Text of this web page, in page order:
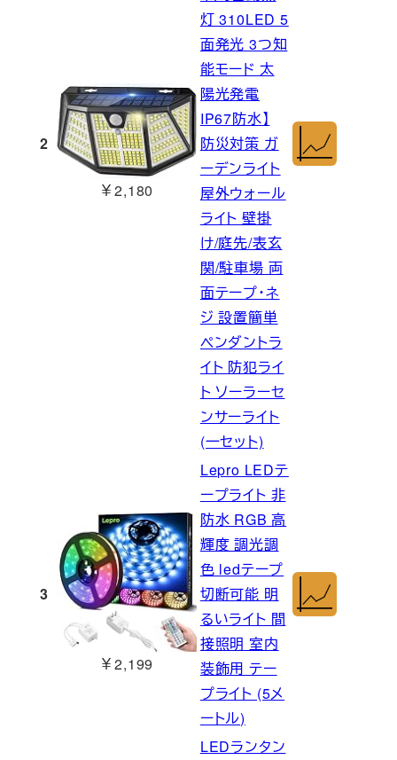
2
￥2,180
灯 310LED 5
面発光 3つ知
能モード 太
陽光発電
IP67防水】
防災対策 ガ
ーデンライト
屋外ウォール
ライト 壁掛
け/庭先/表玄
関/駐車場 両
面テープ・ネ
ジ 設置簡単
ペンダントラ
イト 防犯ライ
ト ソーラーセ
ンサーライト
(一セット)
3
￥2,199
Lepro LEDテ
ープライト 非
防水 RGB 高
輝度 調光調
色 ledテープ
切断可能 明
るいライト 間
接照明 室内
装飾用 テー
プライト (5メ
ートル)
LEDランタン